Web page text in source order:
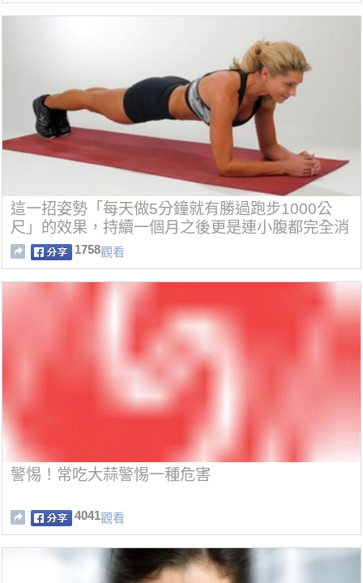
這一招姿勢「每天做5分鐘就有勝過跑步1000公
尺」的效果，持續一個月之後更是連小腹都完全消
失了！
1758觀看
警惕！常吃大蒜警惕一種危害
4041觀看